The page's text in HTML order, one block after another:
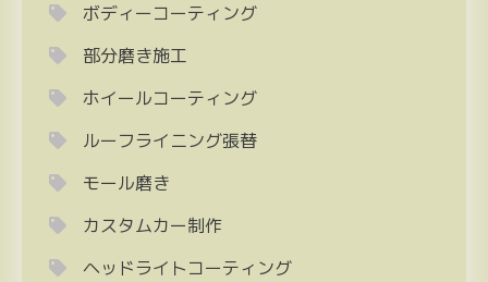
ボディーコーティング
部分磨き施工
ホイールコーティング
ルーフライニング張替
モール磨き
カスタムカー制作
ヘッドライトコーティング